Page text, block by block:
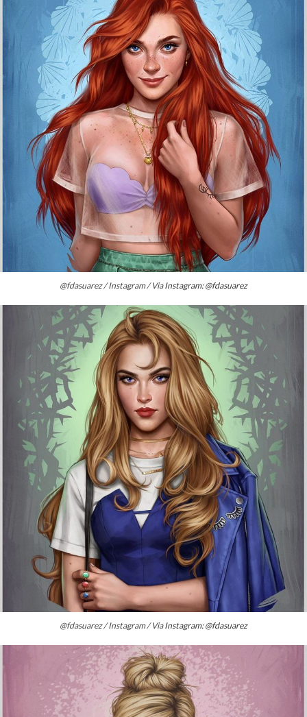
@fdasuarez / Instagram / ViaInstagram: @fdasuarez
@fdasuarez / Instagram / ViaInstagram: @fdasuarez